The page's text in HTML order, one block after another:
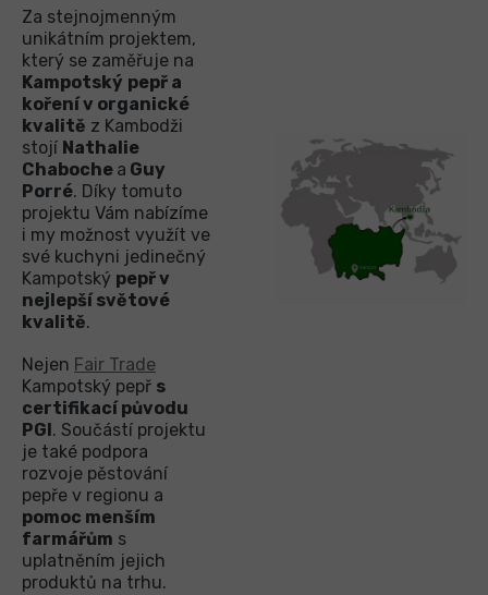
Za stejnojmenným
unikátním projektem,
který se zaměřuje na
Kampotský pepř a
koření v organické
kvalitě z Kambodži
stojí Nathalie
Chaboche a Guy
Porré. Díky tomuto
projektu Vám nabízíme
i my možnost využít ve
své kuchyni jedinečný
Kampotský pepř v
nejlepší světové
kvalitě.
Nejen Fair Trade
Kampotský pepř s
certifikací původu
PGI . Součástí projektu
je také podpora
rozvoje pěstování
pepře v regionu a
pomoc menším
farmářům s
uplatněním jejich
produktů na trhu.